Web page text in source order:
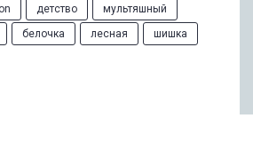
детство
мультяшный
белочка лесная
шишка